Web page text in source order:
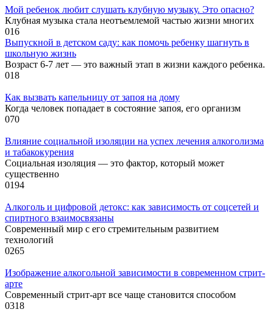
Мой ребенок любит слушать клубную музыку. Это опасно?
Клубная музыка стала неотъемлемой частью жизни многих
016
Выпускной в детском саду: как помочь ребенку шагнуть в
школьную жизнь
Возраст 6-7 лет — это важный этап в жизни каждого ребенка.
018
Как вызвать капельницу от запоя на дому
Когда человек попадает в состояние запоя, его организм
070
Влияние социальной изоляции на успех лечения алкоголизма
и табакокурения
Социальная изоляция — это фактор, который может
существенно
0194
Алкоголь и цифровой детокс: как зависимость от соцсетей и
спиртного взаимосвязаны
Современный мир с его стремительным развитием
технологий
0265
Изображение алкогольной зависимости в современном стрит-
арте
Современный стрит-арт все чаще становится способом
0318